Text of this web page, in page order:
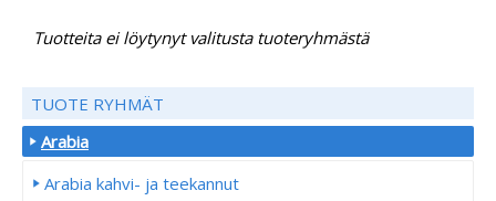
Tuotteita ei löytynyt valitusta tuoteryhmästä
TUOTE RYHMÄT
Arabia
Arabia kahvi- ja teekannut